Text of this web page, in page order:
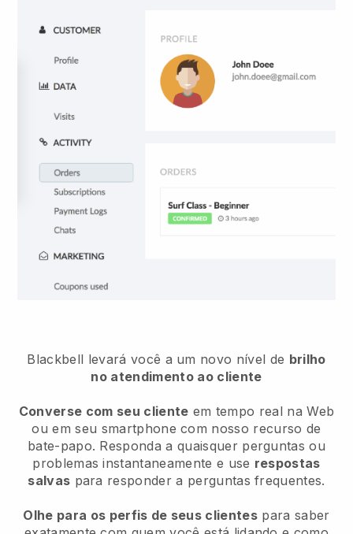
Blackbell levará você a um novo nível de brilho
no atendimento ao cliente
Converse com seu cliente em tempo real na Web
ou em seu smartphone com nosso recurso de
bate-papo. Responda a quaisquer perguntas ou
problemas instantaneamente e use respostas
salvas para responder a perguntas frequentes.
Olhe para os perfis de seus clientes para saber